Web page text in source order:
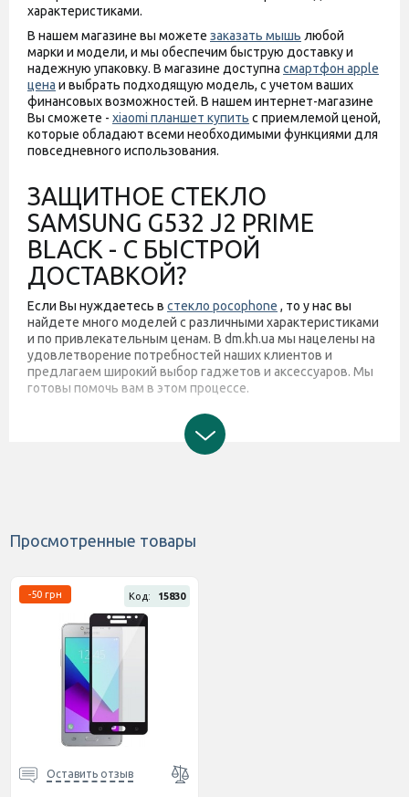
характеристиками.
В нашем магазине вы можете заказать мышь любой
марки и модели, и мы обеспечим быструю доставку и
надежную упаковку. В магазине доступна смартфон apple
цена и выбрать подходящую модель, с учетом ваших
финансовых возможностей. В нашем интернет-магазине
Вы сможете - xiaomi планшет купить с приемлемой ценой,
которые обладают всеми необходимыми функциями для
повседневного использования.
ЗАЩИТНОЕ СТЕКЛО
SAMSUNG G532 J2 PRIME
BLACK - С БЫСТРОЙ
ДОСТАВКОЙ?
Если Вы нуждаетесь в стекло pocophone , то у нас вы
найдете много моделей с различными характеристиками
и по привлекательным ценам. В dm.kh.ua мы нацелены на
удовлетворение потребностей наших клиентов и
предлагаем широкий выбор гаджетов и аксессуаров. Мы
готовы помочь вам в этом процессе.
Просмотренные товары
Код: 15830
-50 грн
Оставить отзыв